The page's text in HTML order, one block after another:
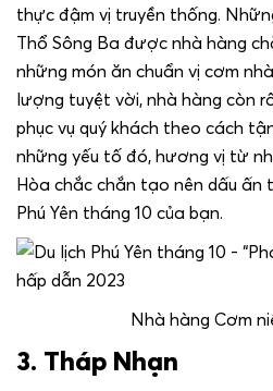
thực đậm vị truyền thống.
Thổ Sông Ba được nhà hàng
những món ăn chuẩn vị cơm
lượng tuyệt vời, nhà hàng còn
phục vụ quý khách theo cách
những yếu tố đó, hương vị từ
Hòa chắc chắn tạo nên dấu ấn
Phú Yên tháng 10 của bạn.
Nhà hàng Cơm
3. Tháp Nhạn